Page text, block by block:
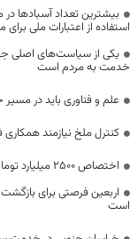
بیشترین تعداد آسبادها
استفاده از اعتبارات ملی
یکی از سیاست‌های اصلی
خدمت به مردم است
علم و فناوری باید در
کنترل ملخ نیازمند
اختصاص 2500 میلیارد تومان برای توسعه راه‌های دوبانده خراسان جنوبی
اربعین فرصتی برای
است